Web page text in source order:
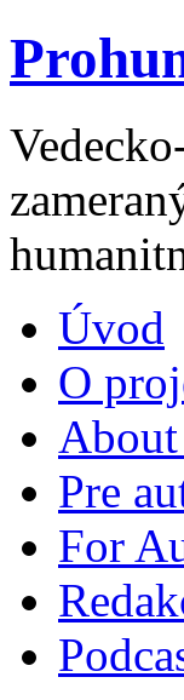
Úvod
O
Pre
For